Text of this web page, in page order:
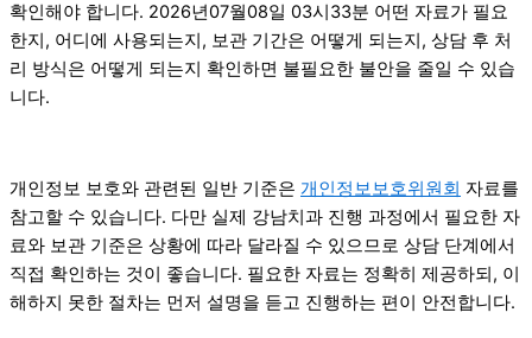
확인해야 합니다. 2026년07월08일 03시33분 어떤 자료가 필요
한지, 어디에 사용되는지, 보관 기간은 어떻게 되는지, 상담 후 처
리 방식은 어떻게 되는지 확인하면 불필요한 불안을 줄일 수 있습
니다.
개인정보 보호와 관련된 일반 기준은 개인정보보호위원회 자료를
참고할 수 있습니다. 다만 실제 강남치과 진행 과정에서 필요한 자
료와 보관 기준은 상황에 따라 달라질 수 있으므로 상담 단계에서
직접 확인하는 것이 좋습니다. 필요한 자료는 정확히 제공하되, 이
해하지 못한 절차는 먼저 설명을 듣고 진행하는 편이 안전합니다.